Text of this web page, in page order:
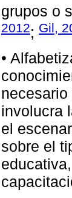
grupos o
2012; Gil,
•
involucra
el
sobre el